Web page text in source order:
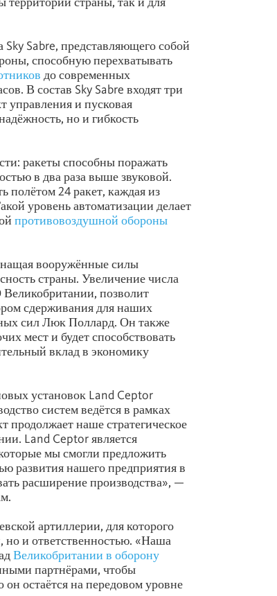
Sabre, представляющего собой
способную перехватывать
до современных
В состав Sky Sabre входят три
управления и пусковая
но и гибкость
ракеты способны поражать
в два раза выше звуковой.
полётом 24 ракет, каждая из
уровень автоматизации делает
противовоздушной обороны
вооружённые силы
страны. Увеличение числа
позволит
сдерживания для наших
сил Люк Поллард. Он также
мест и будет способствовать
вклад в экономику
установок Land Ceptor
систем ведётся в рамках
продолжает наше стратегическое
Land Ceptor является
мы смогли предложить
развития нашего предприятия в
расширение производства», —
артиллерии, для которого
но и ответственностью. «Наша
Великобритании в оборону
партнёрами, чтобы
он остаётся на передовом уровне